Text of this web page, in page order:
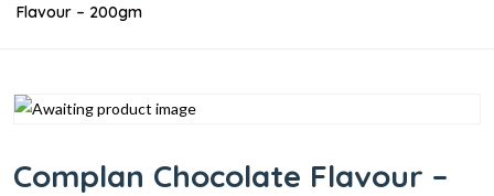
Flavour – 200gm
Complan Chocolate Flavour –